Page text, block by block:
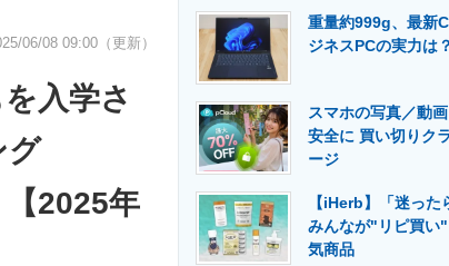
経営リーダーのコミュニティ マーケ×ITの今が
製造業のIT導入・活用を支援
エネルギーの専門メディア 建設×テクノロジー
06/08 09:00（更新）
入学さ
グ
2025年
重量約999g、最新
ジネスPCの実力は？
スマホの写真／動
安全に 買い切りク
ージ
【iHerb】「迷った
みんなが"リピ買い
気商品